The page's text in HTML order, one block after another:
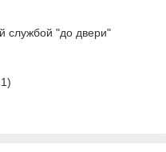
службой "до двери"